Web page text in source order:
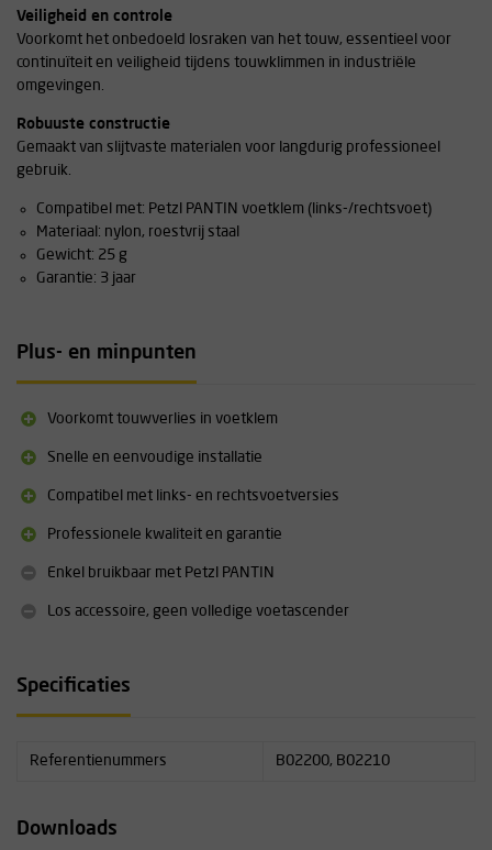
Veiligheid en controle
Voorkomt het onbedoeld losraken van het touw, essentieel voor
continuïteit en veiligheid tijdens touwklimmen in industriële
omgevingen.
Robuuste constructie
Gemaakt van slijtvaste materialen voor langdurig professioneel
gebruik.
Compatibel met: Petzl PANTIN voetklem (links-/rechtsvoet)
Materiaal: nylon, roestvrij staal
Gewicht: 25 g
Garantie: 3 jaar
Plus- en minpunten
Voorkomt touwverlies in voetklem
Snelle en eenvoudige installatie
Compatibel met links- en rechtsvoetversies
Professionele kwaliteit en garantie
Enkel bruikbaar met Petzl PANTIN
Los accessoire, geen volledige voetascender
Specificaties
Referentienummers B02200, B02210
Downloads